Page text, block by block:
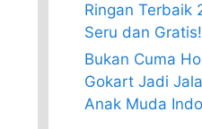
Ringan Terbaik
Seru dan Gratis!
Bukan Cuma
Gokart Jadi
Anak Muda